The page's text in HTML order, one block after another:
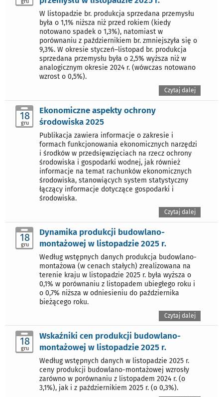
gru
W listopadzie br. produkcja sprzedana przemysłu
była o 1,1% niższa niż przed rokiem (kiedy
notowano spadek o 1,3%), natomiast w
porównaniu z październikiem br. zmniejszyła się o
9,3%. W okresie styczeń–listopad br. produkcja
sprzedana przemysłu była o 2,5% wyższa niż w
analogicznym okresie 2024 r. (wówczas notowano
wzrost o 0,5%).
Czytaj dalej
18
gru
Ekonomiczne aspekty ochrony
środowiska 2025
Publikacja zawiera informacje o zakresie i
formach funkcjonowania ekonomicznych narzędzi
i środków w przedsięwzięciach na rzecz ochrony
środowiska i gospodarki wodnej, jak również
informacje na temat rachunków ekonomicznych
środowiska, stanowiących system statystyczny
łączący informacje dotyczące gospodarki i
środowiska.
Czytaj dalej
18
gru
Dynamika produkcji budowlano-
montażowej w listopadzie 2025 r.
Według wstępnych danych produkcja budowlano-
montażowa (w cenach stałych) zrealizowana na
terenie kraju w listopadzie 2025 r. była wyższa o
0,1% w porównaniu z listopadem ubiegłego roku i
o 0,7% niższa w odniesieniu do października
bieżącego roku.
Czytaj dalej
18
gru
Wskaźniki cen produkcji budowlano-
montażowej w listopadzie 2025 r.
Według wstępnych danych w listopadzie 2025 r.
ceny produkcji budowlano-montażowej wzrosły
zarówno w porównaniu z listopadem 2024 r. (o
3,1%), jak i z październikiem 2025 r. (o 0,3%).